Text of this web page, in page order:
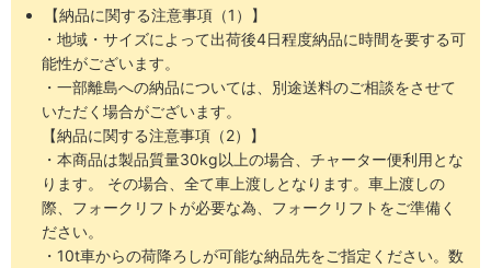
【納品に関する注意事項（1）】
・地域・サイズによって出荷後4日程度納品に時間を要する可
能性がございます。
・一部離島への納品については、別途送料のご相談をさせて
いただく場合がございます。
【納品に関する注意事項（2）】
・本商品は製品質量30kg以上の場合、チャーター便利用とな
ります。 その場合、全て車上渡しとなります。車上渡しの
際、フォークリフトが必要な為、フォークリフトをご準備く
ださい。
・10t車からの荷降ろしが可能な納品先をご指定ください。数